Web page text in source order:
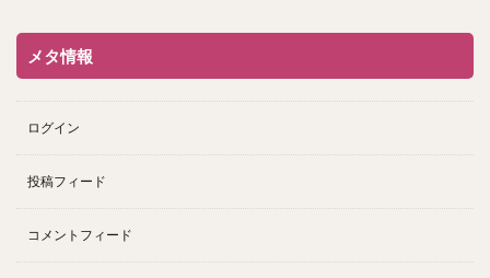
メタ情報
ログイン
投稿フィード
コメントフィード